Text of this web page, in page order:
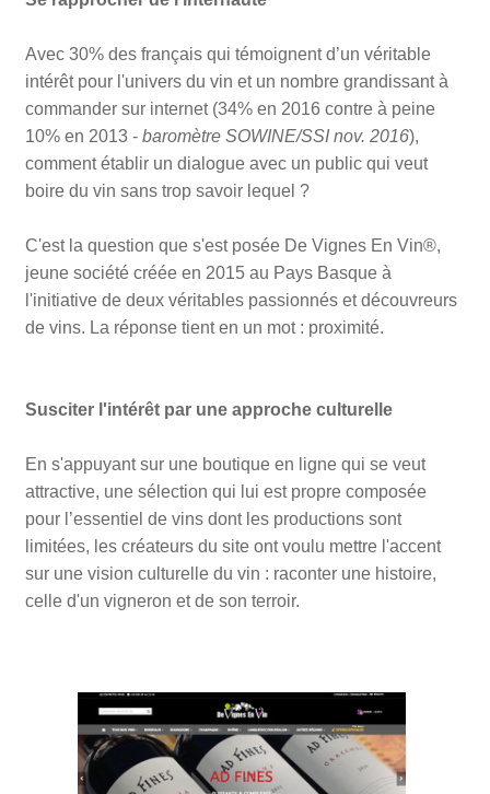
Avec 30% des français qui témoignent d’un véritable
intérêt pour l'univers du vin et un nombre grandissant à
commander sur internet (34% en 2016 contre à peine
10% en 2013 -baromètre SOWINE/SSI nov. 2016),
comment établir un dialogue avec un public qui veut
boire du vin sans trop savoir lequel ?
C'est la question que s'est posée De Vignes En Vin®,
jeune société créée en 2015 au Pays Basque à
l'initiative de deux véritables passionnés et découvreurs
de vins. La réponse tient en un mot : proximité.
Susciter l'intérêt par une approche culturelle
En s'appuyant sur une boutique en ligne qui se veut
attractive, une sélection qui lui est propre composée
pour l’essentiel de vins dont les productions sont
limitées, les créateurs du site ont voulu mettre l'accent
sur une vision culturelle du vin : raconter une histoire,
celle d'un vigneron et de son terroir.